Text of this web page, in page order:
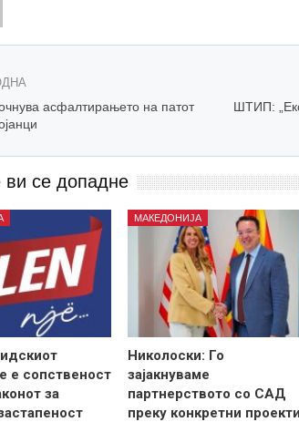
асфалтирањето на патот
ШТИП:
се допадне
е сопственост
за
МАКЕДОНИЈА
Николоски: Го
зајакнуваме
партнерството со САД
преку конкретни проекти